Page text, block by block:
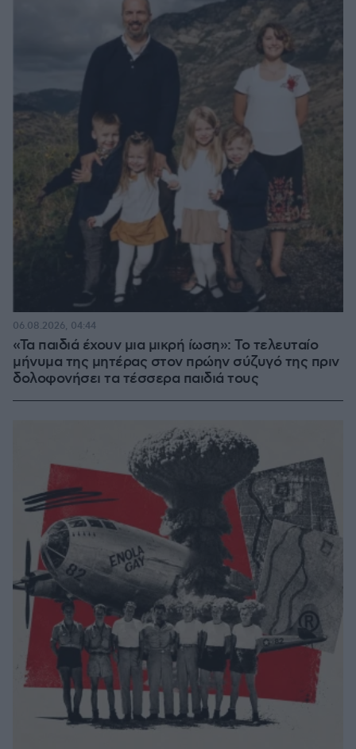
«Τα παιδιά έχουν μια μικρή ίωση»: Το τελευταίο
μήνυμα της μητέρας στον πρώην σύζυγό της πριν
δολοφονήσει τα τέσσερα παιδιά τους
06.08.2026, 04:44